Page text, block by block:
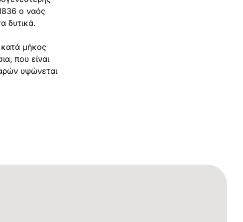
ο ναός
δυτικά.
κατά μήκος
που είναι
υψώνεται